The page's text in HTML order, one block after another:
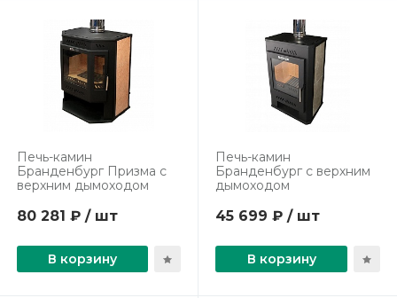
Печь-камин
Бранденбург Призма с
верхним дымоходом
80 281 ₽ / шт
В корзину
Печь-камин
Бранденбург с верхним
дымоходом
45 699 ₽ / шт
В корзину